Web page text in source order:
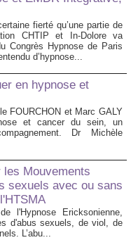
fierté qu’une partie de
CHTIP et In-Dolore va
Congrès Hypnose de Paris
d’hypnose...
en hypnose et
FOURCHON et Marc GALY
et cancer du sein, un
Dr Michèle
Mouvements
sexuels avec ou sans
l'Hypnose Ericksonienne,
d'abus sexuels, de viol, de
L’abu...